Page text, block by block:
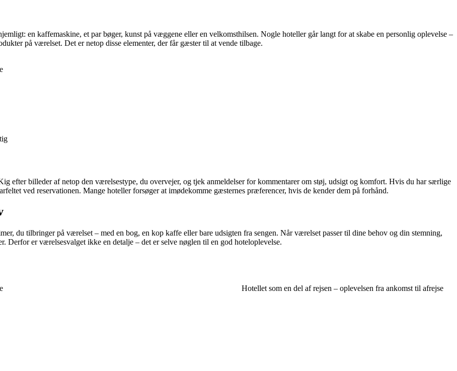
en kaffemaskine, et par bøger, kunst på væggene eller en velkomsthilsen. Nogle hoteller går langt for at skabe en personlig oplevelse –
på værelset. Det er netop disse elementer, der får gæster til at vende tilbage.
efter billeder af netop den værelsestype, du overvejer, og tjek anmeldelser for kommentarer om støj, udsigt og komfort. Hvis du har særlige
ved reservationen. Mange hoteller forsøger at imødekomme gæsternes præferencer, hvis de kender dem på forhånd.
du tilbringer på værelset – med en bog, en kop kaffe eller bare udsigten fra sengen. Når værelset passer til dine behov og din stemning,
Derfor er værelsesvalget ikke en detalje – det er selve nøglen til en god hoteloplevelse.
Hotellet som en del af rejsen – oplevelsen fra ankomst til afrejse